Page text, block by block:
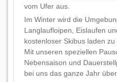
vom Ufer aus.
Im Winter wird die
Langlaufloipen, Eislaufen
kostenloser Skibus laden
Mit unseren speziellen
Nebensaison und
bei uns das ganze Jahr